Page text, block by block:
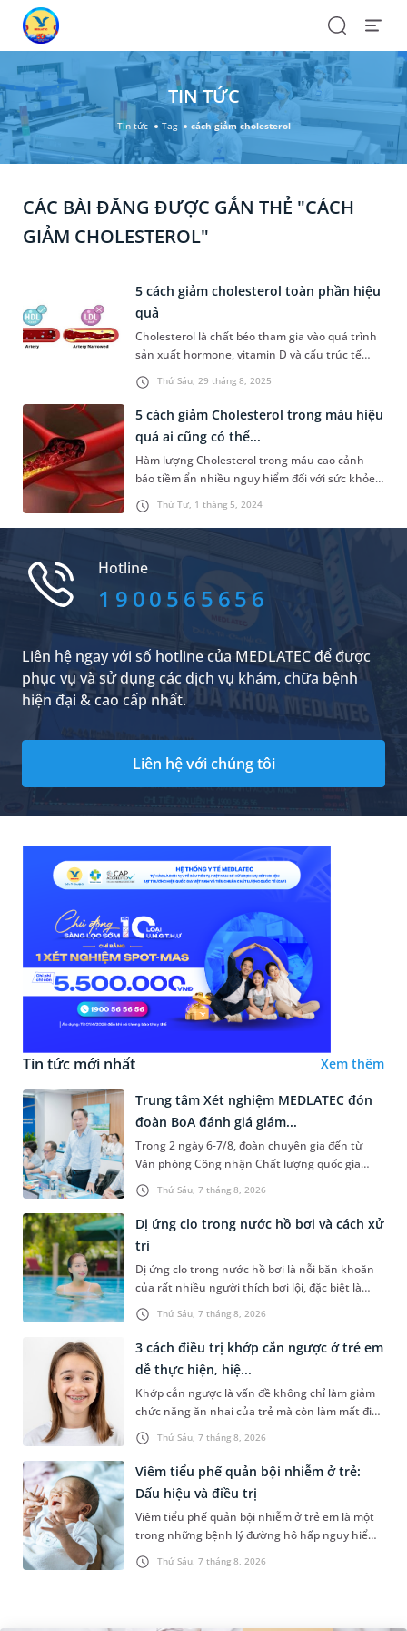
SearchOpen
TIN TỨC
Tin tức Tag cách giảm cholesterol
CÁC BÀI ĐĂNG ĐƯỢC GẮN THẺ "CÁCH
GIẢM CHOLESTEROL"
Thứ Sáu, 29 tháng 8, 2025
5 cách giảm cholesterol toàn phần hiệu
quả
Cholesterol là chất béo tham gia vào quá trình
sản xuất hormone, vitamin D và cấu trúc tế
bào. Nếu cholesterol toàn phần tăng cao không
được kiểm soát tốt có thể dẫn đến bệnh lý tim
mạch và đột quỵ. Vậy cách giảm cholesterol
toàn phần là gì, bạn có thể theo dõi bài viết
dưới đây để có biện pháp đ...
Thứ Tư, 1 tháng 5, 2024
5 cách giảm Cholesterol trong máu hiệu
quả ai cũng có thể...
Hàm lượng Cholesterol trong máu cao cảnh
báo tiềm ẩn nhiều nguy hiểm đối với sức khỏe.
Chính vì vậy, cách giảm Cholesterol trong máu
được nhiều người tìm kiếm. Dưới đây là tổng
hợp 5 cách đơn giản giúp làm giảm mỡ máu
khảo.
Hotline
1900565656
Liên hệ ngay với số hotline của MEDLATEC để được
phục vụ và sử dụng các dịch vụ khám, chữa bệnh
hiện đại & cao cấp nhất.
Liên hệ với chúng tôi
Tin tức mới nhất Xem thêm
Thứ Sáu, 7 tháng 8, 2026
Trung tâm Xét nghiệm MEDLATEC đón
đoàn BoA đánh giá giám...
Trong 2 ngày 6-7/8, đoàn chuyên gia đến từ
Văn phòng Công nhận Chất lượng quốc gia
(BoA) đã ghi nhận và đánh giá cao nỗ lực duy trì
hệ thống quản lý chất lượ...
Thứ Sáu, 7 tháng 8, 2026
Dị ứng clo trong nước hồ bơi và cách xử
trí
Dị ứng clo trong nước hồ bơi là nỗi băn khoăn
của rất nhiều người thích bơi lội, đặc biệt là
những trường hợp thường xuyên bơi ở những
hồ bơi nhân tạo. Bài v...
Thứ Sáu, 7 tháng 8, 2026
3 cách điều trị khớp cắn ngược ở trẻ em
dễ thực hiện, hiệ...
Khớp cắn ngược là vấn đề không chỉ làm giảm
chức năng ăn nhai của trẻ mà còn làm mất đi
sự cân đối của khuôn mặt. Do đó, cần khắc
phục sớm tình trạng này để...
Thứ Sáu, 7 tháng 8, 2026
Viêm tiểu phế quản bội nhiễm ở trẻ:
Dấu hiệu và điều trị
Viêm tiểu phế quản bội nhiễm ở trẻ em là một
trong những bệnh lý đường hô hấp nguy hiểm,
thường bùng phát vào thời điểm giao mùa. Khi
những tổn thương ban đầ...